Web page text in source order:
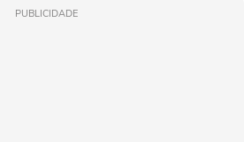
PUBLICIDADE